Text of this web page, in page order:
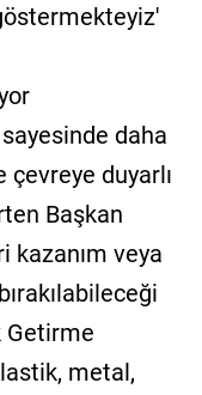
daha
duyarlı
Başkan
kazanım veya
Getirme
metal,